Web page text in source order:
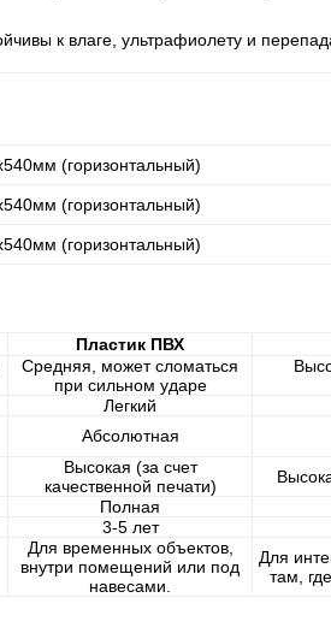
к влаге, ультрафиолету и
(горизонтальный)
(горизонтальный)
(горизонтальный)
Пластик ПВХ
Средняя, может сломаться
при сильном ударе
Легкий
Абсолютная
Высокая (за счет
качественной печати)
Полная
3-5 лет
Для временных объектов,
внутри помещений или под
навесами.
Для
там,